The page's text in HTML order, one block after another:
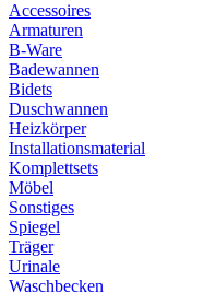
Accessoires
Armaturen
B-Ware
Badewannen
Bidets
Duschwannen
Heizkörper
Installationsmaterial
Komplettsets
Möbel
Sonstiges
Spiegel
Träger
Urinale
Waschbecken